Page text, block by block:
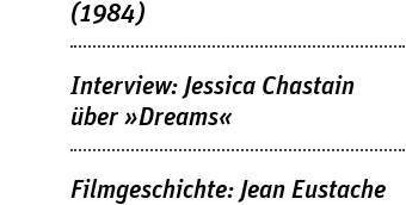
(1984)
Interview: Jessica Chastain
über »Dreams«
Filmgeschichte: Jean Eustache